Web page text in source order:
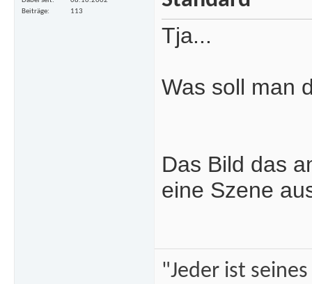
Beiträge
113
Tja...
Was soll man
Das Bild das
eine Szene
"Jeder ist